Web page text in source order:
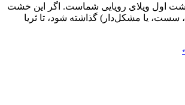
اول ویلای رویایی شماست. اگر این خشت
سست، یا مشکل‌دار) گذاشته شود، تا ثریا